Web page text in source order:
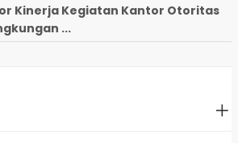
Kinerja Kegiatan Kantor Otoritas
...